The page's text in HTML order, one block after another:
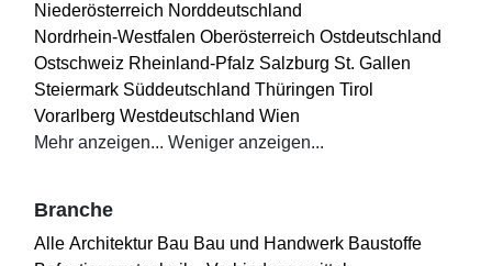
Niederösterreich Norddeutschland
Nordrhein-Westfalen Oberösterreich Ostdeutschland
Ostschweiz Rheinland-Pfalz Salzburg St. Gallen
Steiermark Süddeutschland Thüringen Tirol
Vorarlberg Westdeutschland Wien
Mehr anzeigen... Weniger anzeigen...
Branche
Alle Architektur Bau Bau und Handwerk Baustoffe